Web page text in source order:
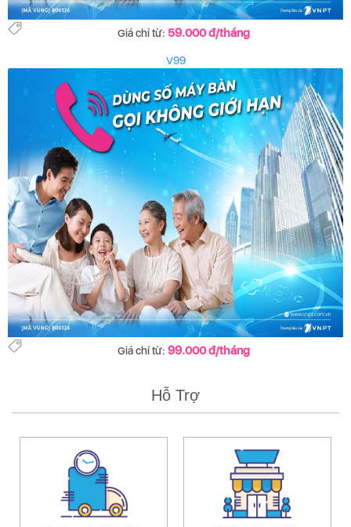
Giá chỉ từ: 59.000 đ/tháng
V99
Giá chỉ từ:99.000 đ/tháng
Hỗ Trợ